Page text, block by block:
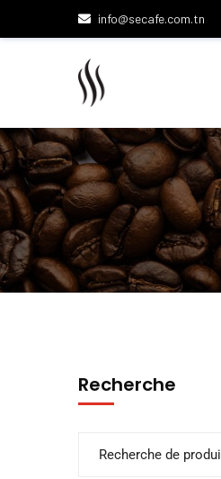
info@secafe.com.tn
Recherche